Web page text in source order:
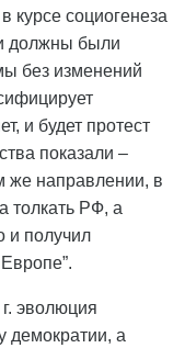
курсе социогенеза
должны были
без изменений
и будет протест
показали –
же направлении, в
толкать РФ, а
и получил
эволюция
демократии, а